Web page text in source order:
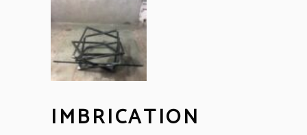
IMBRICATION